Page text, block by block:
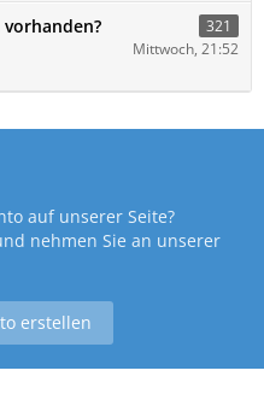
321
Mittwoch, 21:52
auf unserer Seite?
nehmen Sie an unserer
erstellen